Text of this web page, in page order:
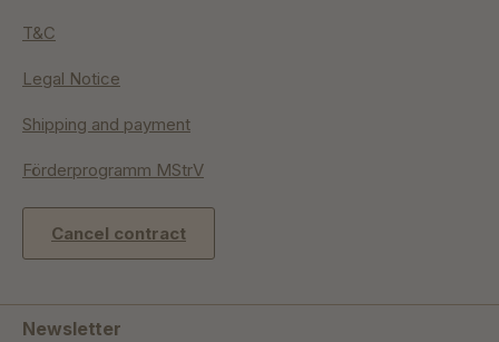
T&C
Legal Notice
Shipping and payment
Förderprogramm MStrV
Cancel contract
Newsletter